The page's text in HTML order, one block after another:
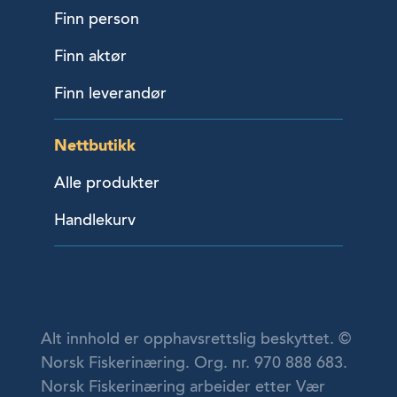
Finn person
Finn aktør
Finn leverandør
Nettbutikk
Alle produkter
Handlekurv
Alt innhold er opphavsrettslig beskyttet. ©
Norsk Fiskerinæring. Org. nr. 970 888 683.
Norsk Fiskerinæring arbeider etter Vær